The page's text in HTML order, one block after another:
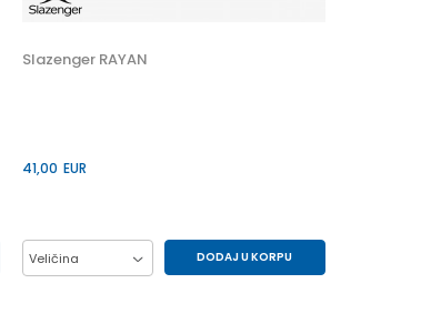
Slazenger RAYAN
41,00 EUR
Veličina DODAJ U KORPU